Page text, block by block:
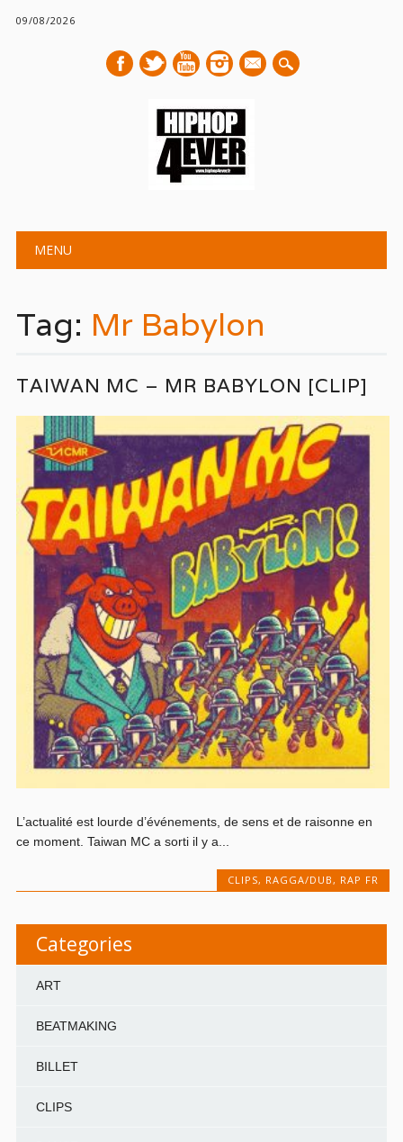
09/08/2026
mail
Main menu
MENU
Tag: Mr Babylon
TAIWAN MC – MR BABYLON [CLIP]
L’actualité est lourde d’événements, de sens et de raisonne en
ce moment. Taiwan MC a sorti il y a...
CLIPS, RAGGA/DUB, RAP FR
Categories
ART
BEATMAKING
BILLET
CLIPS